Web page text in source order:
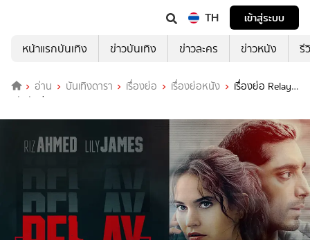
TH
เข้าสู่ระบบ
หน้าแรกบันเทิง
ข่าวบันเทิง ข่าวละคร ข่าวหนัง รี
อ่าน บันเทิงดารา เรื่องย่อ เรื่องย่อหนัง
เรื่องย่อ Relay
รหัสลับซ่อนตาย